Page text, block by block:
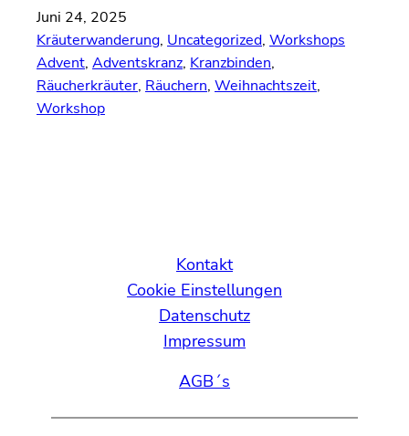
Juni 24, 2025
Kräuterwanderung, Uncategorized, Workshops
Advent, Adventskranz, Kranzbinden
Räucherkräuter, Räuchern, Weihnachtszeit
Workshop
Kontakt
Cookie Einstellungen
Datenschutz
Impressum
AGB´s